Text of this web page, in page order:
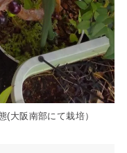
(大阪南部にて栽培）